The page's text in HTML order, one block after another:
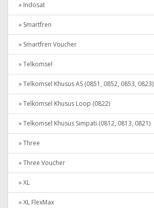
» Indosat
» Smartfren
» Smartfren Voucher
» Telkomsel
» Telkomsel Khusus AS (0851, 0852, 0853, 0823)
» Telkomsel Khusus Loop (0822)
» Telkomsel Khusus Simpati (0812, 0813, 0821)
» Three
» Three Voucher
» XL
» XL FlexMax